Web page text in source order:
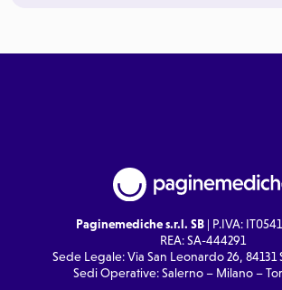
Paginemediche s.r.l. SB| P.IVA:
REA: SA-444291
Sede Legale: Via San Leonardo 26, 84131
Sedi Operative: Salerno – Milano –